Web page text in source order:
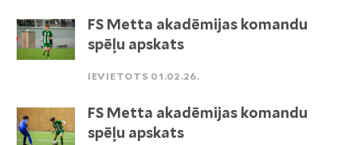
FS Metta akadēmijas komandu
spēļu apskats
IEVIETOTS 01.02.26.
FS Metta akadēmijas komandu
spēļu apskats